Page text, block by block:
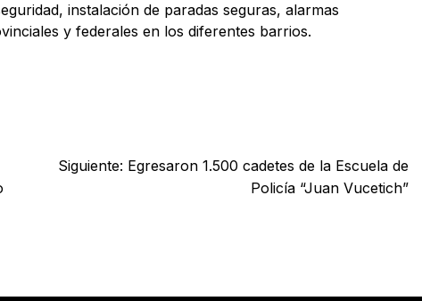
instalación de paradas seguras, alarmas
y federales en los diferentes barrios.
Siguiente: Egresaron 1.500 cadetes de la Escuela de
Policía “Juan Vucetich”